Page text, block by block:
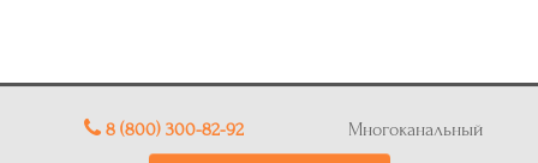
8 (800) 300-82-92 Многоканальный